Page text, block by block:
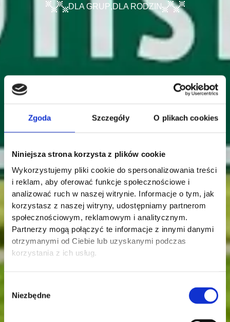
Zgoda Szczegóły O plikach cookies
Niniejsza strona korzysta z plików cookie
Wykorzystujemy pliki cookie do spersonalizowania treści
i reklam, aby oferować funkcje społecznościowe i
analizować ruch w naszej witrynie. Informacje o tym, jak
korzystasz z naszej witryny, udostępniamy partnerom
społecznościowym, reklamowym i analitycznym.
Partnerzy mogą połączyć te informacje z innymi danymi
otrzymanymi od Ciebie lub uzyskanymi podczas
korzystania z ich usług.
zgody
Niezbędne
DLA GRUP,DLA RODZIN